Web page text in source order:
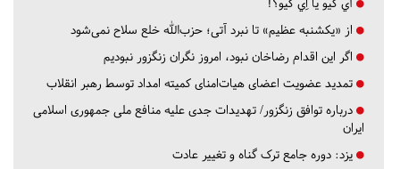
از «یکشنبه عظیم» تا نبرد آتی؛ حزب‌الله خلع سلاح نمی‌شود
اگر این اقدام رضاخان نبود، امروز نگران زنگزور نبودیم
تمدید عضویت اعضای هیات‌امنای کمیته امداد توسط رهبر انقلاب
درباره توافق زنگزور/ تهدیدات جدی علیه منافع ملی جمهوری اسلامی
ایران
یزد: دوره جامع ترک گناه و تغییر عادت